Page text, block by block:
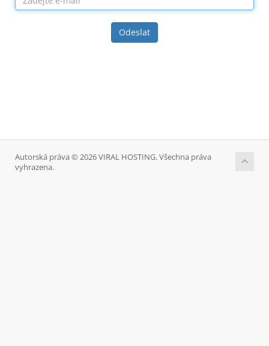
Odeslat
Autorská práva © 2026 VIRAL HOSTING. Všechna práva
vyhrazena.